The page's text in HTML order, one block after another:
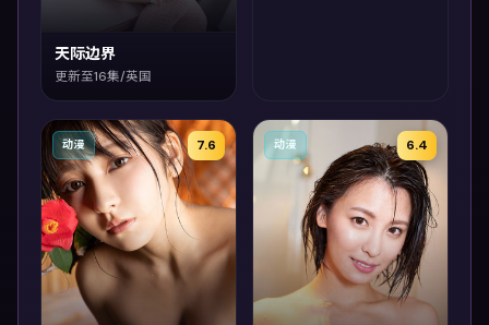
天际边界
更新至16集/英国
7.6
动漫 6.4
动漫